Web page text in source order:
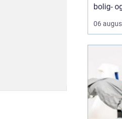
bolig-
bedre
handler
06